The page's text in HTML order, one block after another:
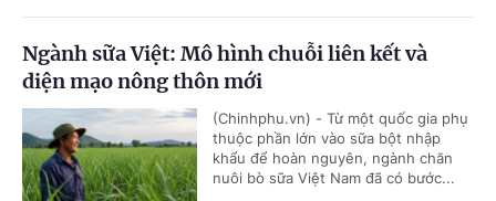
Ngành sữa Việt: Mô hình chuỗi liên kết và
diện mạo nông thôn mới
(Chinhphu.vn) - Từ một quốc gia phụ
thuộc phần lớn vào sữa bột nhập
khẩu để hoàn nguyên, ngành chăn
nuôi bò sữa Việt Nam đã có bước...